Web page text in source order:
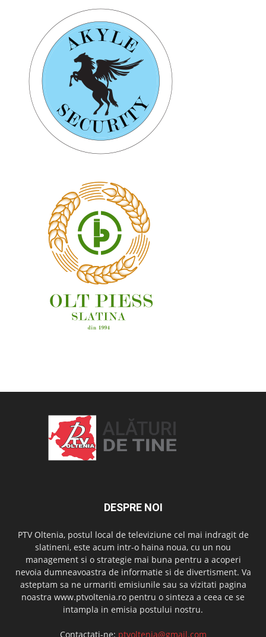
DESPRE NOI
PTV Oltenia, postul local de televiziune cel mai indragit de
slatineni, este acum intr-o haina noua, cu un nou
management si o strategie mai buna pentru a acoperi
nevoia dumneavoastra de informatie si de divertisment. Va
asteptam sa ne urmariti emisiunile sau sa vizitati pagina
noastra www.ptvoltenia.ro pentru o sinteza a ceea ce se
intampla in emisia postului nostru.
Contactați-ne: ptvoltenia@gmail.com